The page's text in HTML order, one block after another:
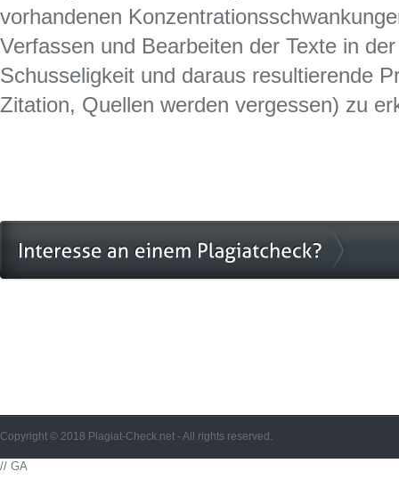
vorhandenen
Verfassen und Bearbeiten der Texte in
Schusseligkeit und daraus resultierende
Zitation, Quellen werden vergessen) zu
Copyright © 2018 Plagiat-Check.net - All rights reserved.
// GA